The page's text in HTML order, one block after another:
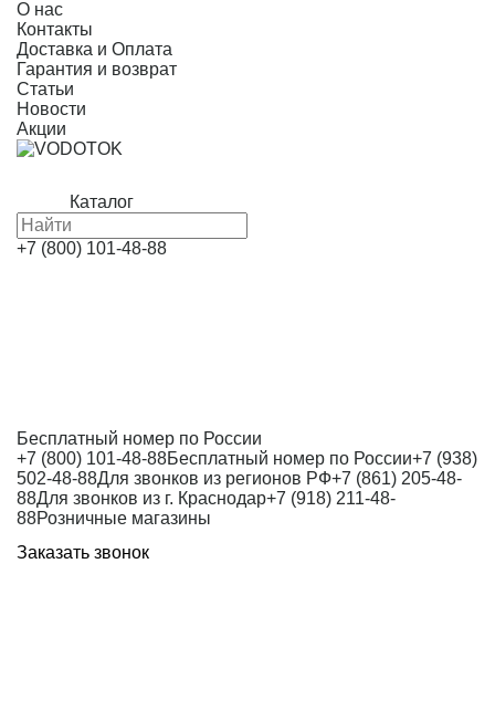
О нас
Контакты
Доставка и Оплата
Гарантия и возврат
Статьи
Новости
Акции
Каталог
+7 (800) 101-48-88
Бесплатный номер по России
+7 (800) 101-48-88Бесплатный номер по России+7 (938)
502-48-88Для звонков из регионов РФ+7 (861) 205-48-
88Для звонков из г. Краснодар+7 (918) 211-48-
88Розничные магазины
Заказать звонок